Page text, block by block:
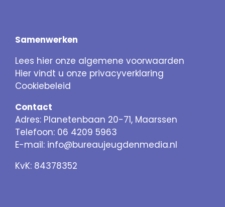
Samenwerken
Lees hier onze algemene voorwaarden
Hier vindt u onze privacyverklaring
Cookiebeleid
Contact
Adres: Planetenbaan 20-71, Maarssen
Telefoon: 06 4209 5963
E-mail: info@bureaujeugdenmedia.nl
KvK: 84378352